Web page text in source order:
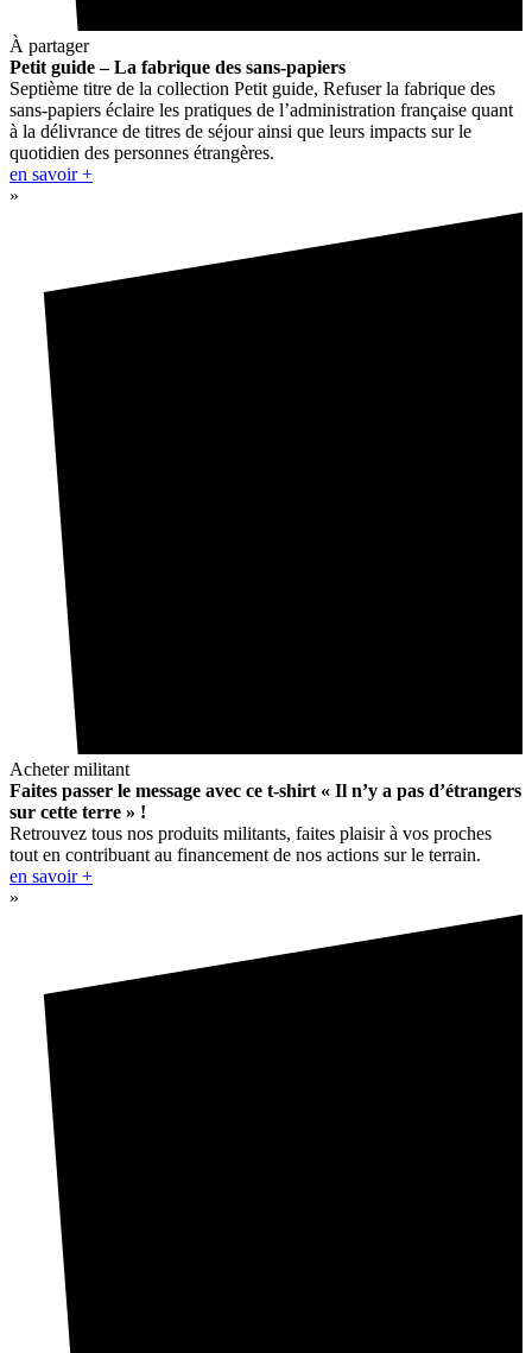
À partager
Petit guide – La fabrique des sans-papiers
Septième titre de la collection Petit guide, Refuser la fabrique des
sans-papiers éclaire les pratiques de l’administration française quant
à la délivrance de titres de séjour ainsi que leurs impacts sur le
quotidien des personnes étrangères.
en savoir +
»
Acheter militant
Faites passer le message avec ce t-shirt « Il n’y a pas d’étrangers
sur cette terre » !
Retrouvez tous nos produits militants, faites plaisir à vos proches
tout en contribuant au financement de nos actions sur le terrain.
en savoir +
»